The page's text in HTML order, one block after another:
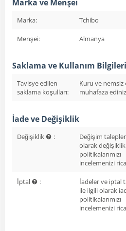
Marka ve Menşei
Marka: Tchibo
Menşei: Almanya
Saklama ve Kullanım Bilgileri
Tavisye edilen
saklama koşulları:
Kuru ve
muhafaza ediniz
İade ve Değişiklik
Değişiklik :
Değişim
olarak değişiklik
politikalarımızı
incelemenizi
İptal :
İadeler ve iptal
ile ilgili olarak
politikalarımızı
incelemenizi